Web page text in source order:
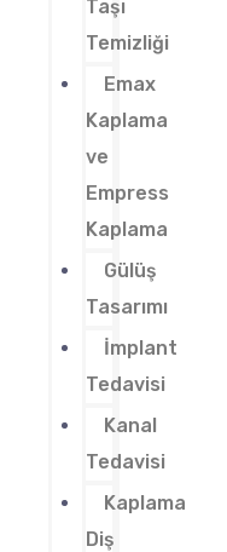
Taşı
Temizliği
Emax
Kaplama
ve
Empress
Kaplama
Gülüş
Tasarımı
İmplant
Tedavisi
Kanal
Tedavisi
Kaplama
Diş